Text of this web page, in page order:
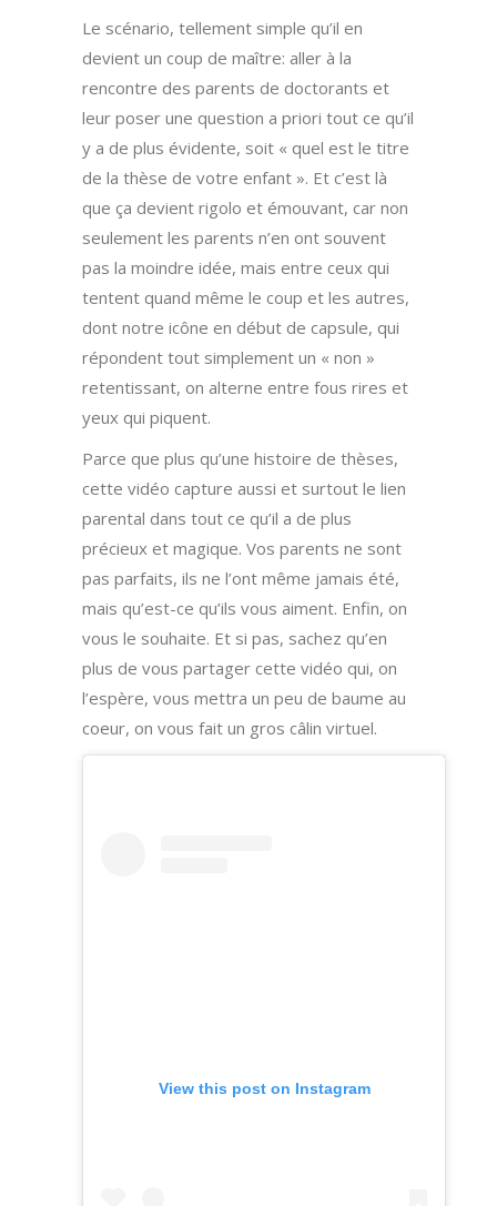
Le scénario, tellement simple qu’il en
devient un coup de maître: aller à la
rencontre des parents de doctorants et
leur poser une question a priori tout ce qu’il
y a de plus évidente, soit « quel est le titre
de la thèse de votre enfant ». Et c’est là
que ça devient rigolo et émouvant, car non
seulement les parents n’en ont souvent
pas la moindre idée, mais entre ceux qui
tentent quand même le coup et les autres,
dont notre icône en début de capsule, qui
répondent tout simplement un « non »
retentissant, on alterne entre fous rires et
yeux qui piquent.
Parce que plus qu’une histoire de thèses,
cette vidéo capture aussi et surtout le lien
parental dans tout ce qu’il a de plus
précieux et magique. Vos parents ne sont
pas parfaits, ils ne l’ont même jamais été,
mais qu’est-ce qu’ils vous aiment. Enfin, on
vous le souhaite. Et si pas, sachez qu’en
plus de vous partager cette vidéo qui, on
l’espère, vous mettra un peu de baume au
coeur, on vous fait un gros câlin virtuel.
View this post on Instagram